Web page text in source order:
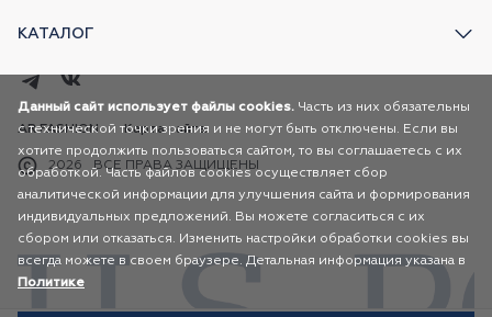
КАТАЛОГ
2026 ВСЕ ПРАВА ЗАЩИЩЕНЫ
AR FASHION Карта сайта
Данный сайт использует файлы cookies. Часть из них обязательны
с технической точки зрения и не могут быть отключены. Если вы
хотите продолжить пользоваться сайтом, то вы соглашаетесь с их
обработкой. Часть файлов cookies осуществляет сбор
аналитической информации для улучшения сайта и формирования
индивидуальных предложений. Вы можете согласиться с их
сбором или отказаться. Изменить настройки обработки cookies вы
всегда можете в своем браузере. Детальная информация указана в
Политике